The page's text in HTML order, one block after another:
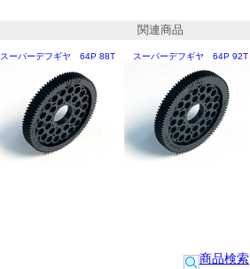
関連商品
スーパーデフギヤ 64P 88T スーパーデフギヤ 64P 92T
商品検索